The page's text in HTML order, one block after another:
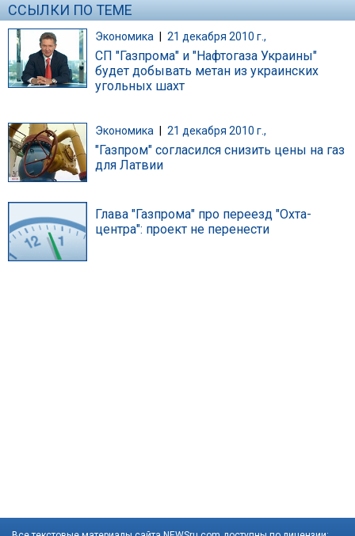
ССЫЛКИ ПО ТЕМЕ
Экономика | 21 декабря 2010 г.,
СП "Газпрома" и "Нафтогаза Украины"
будет добывать метан из украинских
угольных шахт
Экономика 21 декабря 2010 г.,
"Газпром" согласился снизить цены на газ
для Латвии
Глава "Газпрома" про переезд "Охта-
центра": проект не перенести